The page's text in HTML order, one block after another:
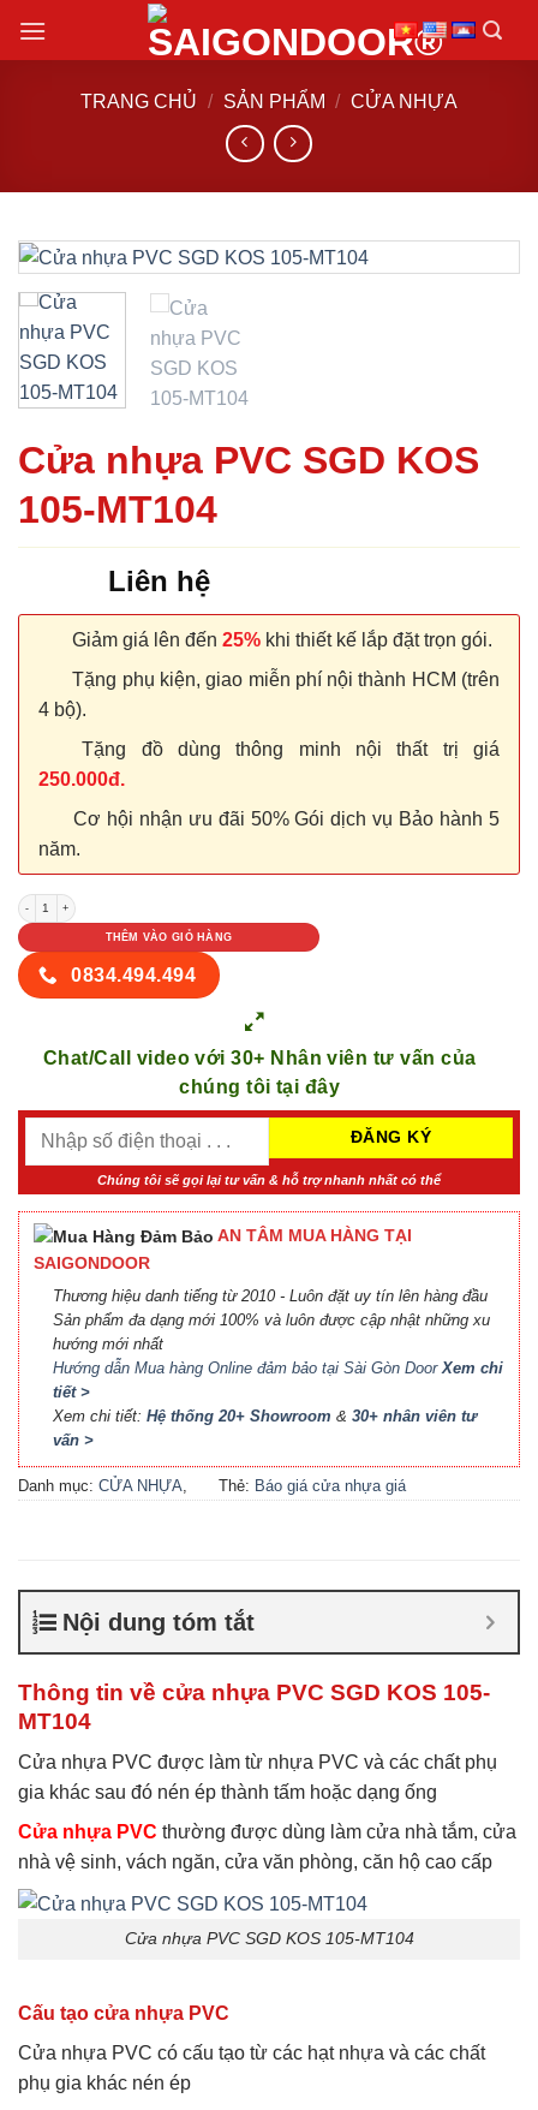
đến
TRANG CHỦ / SẢN PHẨM / CỬA NHỰA
Cửa nhựa PVC SGD KOS
105-MT104
Liên hệ
Giảm giá lên đến 25% khi thiết kế lắp đặt trọn gói.
Tặng phụ kiện, giao miễn phí nội thành HCM (trên
4 bộ).
Tặng đồ dùng thông minh nội thất trị giá
250.000đ.
Cơ hội nhận ưu đãi 50% Gói dịch vụ Bảo hành 5
năm.
Cửa nhựa PVC SGD KOS 105-MT104 số lượng
THÊM VÀO GIỎ HÀNG
0834.494.494
Chat/Call video với 30+ Nhân viên tư vấn của
chúng tôi tại đây
Chúng tôi sẽ gọi lại tư vấn & hỗ trợ nhanh nhất có thể
AN TÂM MUA HÀNG TẠI
SAIGONDOOR
Thương hiệu danh tiếng từ 2010 - Luôn đặt uy tín lên hàng đầu
Sản phẩm đa dạng mới 100% và luôn được cập nhật những xu
hướng mới nhất
Hướng dẫn Mua hàng Online đảm bảo tại Sài Gòn DoorXem chi
tiết >
Xem chi tiết: Hệ thống 20+ Showroom & 30+ nhân viên tư
vấn >
Danh mục: CỬA NHỰA,
Thẻ: Báo giá cửa nhựa giá
giá rẻ tphcm
thường giá rẻ
nhựa xếp nhà vệ sinh,Lắp
Nội dung tóm tắt
Thông tin về cửa nhựa PVC SGD KOS 105-
MT104
Cửa nhựa PVC được làm từ nhựa PVC và các chất phụ
gia khác sau đó nén ép thành tấm hoặc dạng ống
Cửa nhựa PVC thường được dùng làm cửa nhà tắm, cửa
nhà vệ sinh, vách ngăn, cửa văn phòng, căn hộ cao cấp
Cửa nhựa PVC SGD KOS 105-MT104
Cấu tạo cửa nhựa PVC
Cửa nhựa PVC có cấu tạo từ các hạt nhựa và các chất
phụ gia khác nén ép